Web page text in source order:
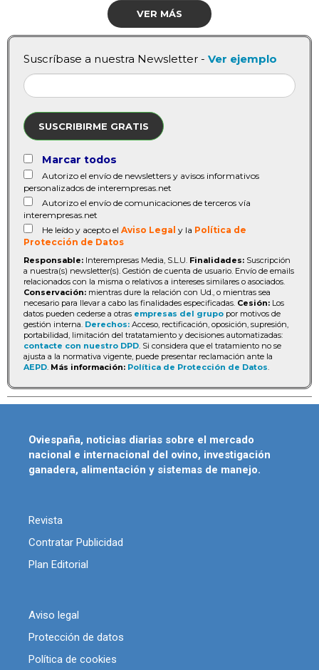
VER MÁS
Suscríbase a nuestra Newsletter - Ver ejemplo
SUSCRIBIRME GRATIS
Marcar todos
Autorizo el envío de newsletters y avisos informativos
personalizados de interempresas.net
Autorizo el envío de comunicaciones de terceros vía
interempresas.net
He leído y acepto el Aviso Legal y la Política de
Protección de Datos
Responsable: Interempresas Media, S.L.U. Finalidades: Suscripción
a nuestra(s) newsletter(s). Gestión de cuenta de usuario. Envío de emails
relacionados con la misma o relativos a intereses similares o asociados.
Conservación: mientras dure la relación con Ud., o mientras sea
necesario para llevar a cabo las finalidades especificadas. Cesión: Los
datos pueden cederse a otras empresas del grupo por motivos de
gestión interna. Derechos: Acceso, rectificación, oposición, supresión,
portabilidad, limitación del tratatamiento y decisiones automatizadas:
contacte con nuestro DPD. Si considera que el tratamiento no se
ajusta a la normativa vigente, puede presentar reclamación ante la
AEPD. Más información: Política de Protección de Datos.
Oviespaña, noticias diarias sobre el mercado
nacional e internacional del ovino, investigación
ganadera, alimentación y sistemas de manejo.
Revista
Contratar Publicidad
Plan Editorial
Aviso legal
Protección de datos
Política de cookies